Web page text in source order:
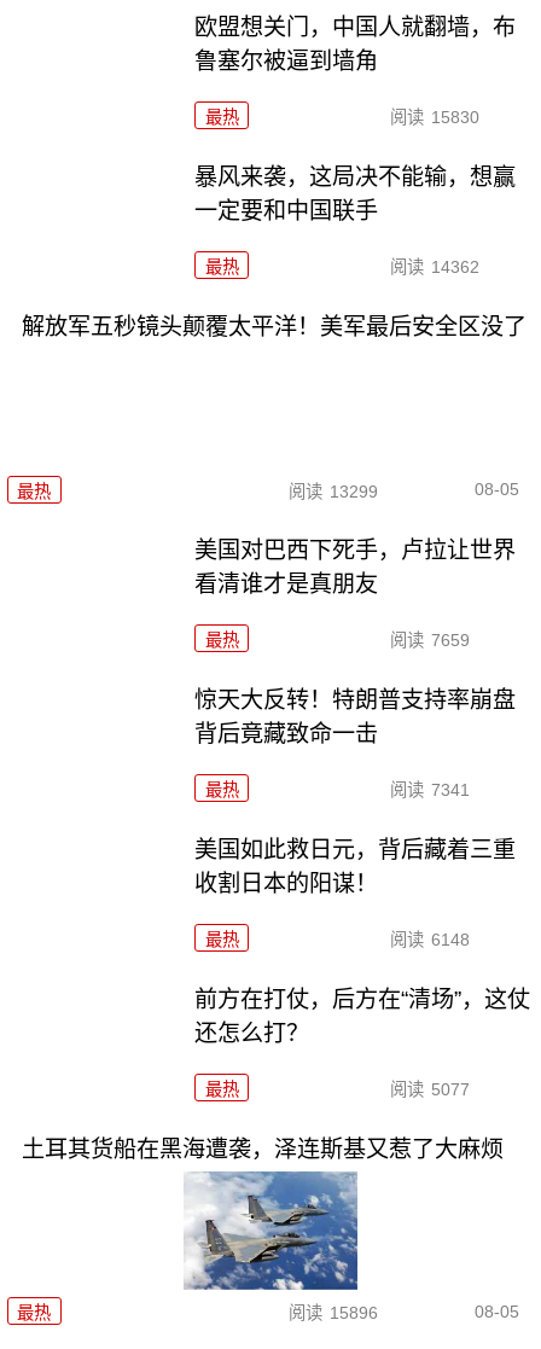
欧盟想关门，中国人就翻墙，布
鲁塞尔被逼到墙角
最热 阅读 15830
暴风来袭，这局决不能输，想赢
一定要和中国联手
最热 阅读 14362
解放军五秒镜头颠覆太平洋！美军最后安全区没了
最热 阅读 13299 08-05
美国对巴西下死手，卢拉让世界
看清谁才是真朋友
最热 阅读 7659
惊天大反转！特朗普支持率崩盘
背后竟藏致命一击
最热 阅读 7341
美国如此救日元，背后藏着三重
收割日本的阳谋！
最热 阅读 6148
前方在打仗，后方在“清场”，这仗
还怎么打？
最热 阅读 5077
土耳其货船在黑海遭袭，泽连斯基又惹了大麻烦
最热 阅读 15896 08-05